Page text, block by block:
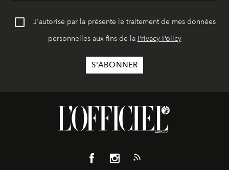
J'autorise par la présente le traitement de mes données
personnelles aux fins de la Privacy Policy